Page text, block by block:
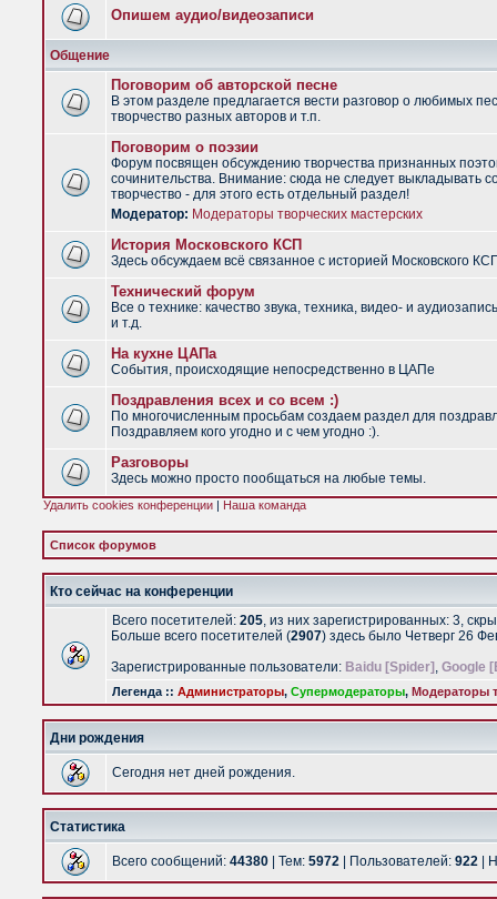
Опишем аудио/видеозаписи
Общение
Поговорим об авторской песне
В этом разделе предлагается вести разговор о любимых
творчество разных авторов и т.п.
Поговорим о поэзии
Форум посвящен обсуждению творчества признанных
сочинительства. Внимание: сюда не следует выкладывать
творчество - для этого есть отдельный раздел!
Модератор: Модераторы творческих мастерских
История Московского КСП
Здесь обсуждаем всё связанное с историей Московского
Технический форум
Все о технике: качество звука, техника, видео- и
и т.д.
На кухне ЦАПа
События, происходящие непосредственно в ЦАПе
Поздравления всех и со всем :)
По многочисленным просьбам создаем раздел для
Поздравляем кого угодно и с чем угодно :).
Разговоры
Здесь можно просто пообщаться на любые темы.
Удалить cookies конференции | Наша команда
Список форумов
Кто сейчас на конференции
Всего посетителей: 205, из них зарегистрированных: 3,
Больше всего посетителей (2907) здесь было Четверг 26
Зарегистрированные пользователи: Baidu [Spider] , Google
Легенда :: Администраторы, Супермодераторы, Модераторы
Дни рождения
Сегодня нет дней рождения.
Статистика
Всего сообщений: 44380 | Тем: 5972 | Пользователей: 922 |